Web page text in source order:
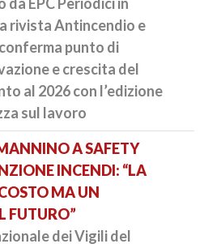
rivista Antincendio e
punto di
e crescita del
al 2026 con l’edizione
sul lavoro
A SAFETY
INCENDI: “LA
MA UN
FUTURO”
dei Vigili del